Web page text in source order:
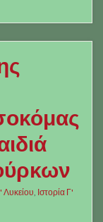
Λυκείου Ιστορία Γ'